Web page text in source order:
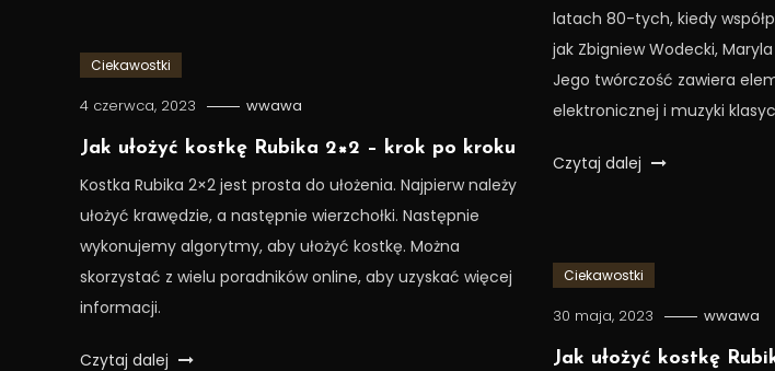
latach 80-tych, kiedy
jak Zbigniew Wodecki,
Jego twórczość zawiera
elektronicznej i muzyki
Czytaj dalej
Ciekawostki
4 czerwca, 2023 wwawa
Jak ułożyć kostkę Rubika 2×2 – krok po kroku
Kostka Rubika 2×2 jest prosta do ułożenia. Najpierw należy
ułożyć krawędzie, a następnie wierzchołki. Następnie
wykonujemy algorytmy, aby ułożyć kostkę. Można
skorzystać z wielu poradników online, aby uzyskać więcej
informacji.
Czytaj dalej
Ciekawostki
30 maja, 2023 wwawa
Jak ułożyć kostkę